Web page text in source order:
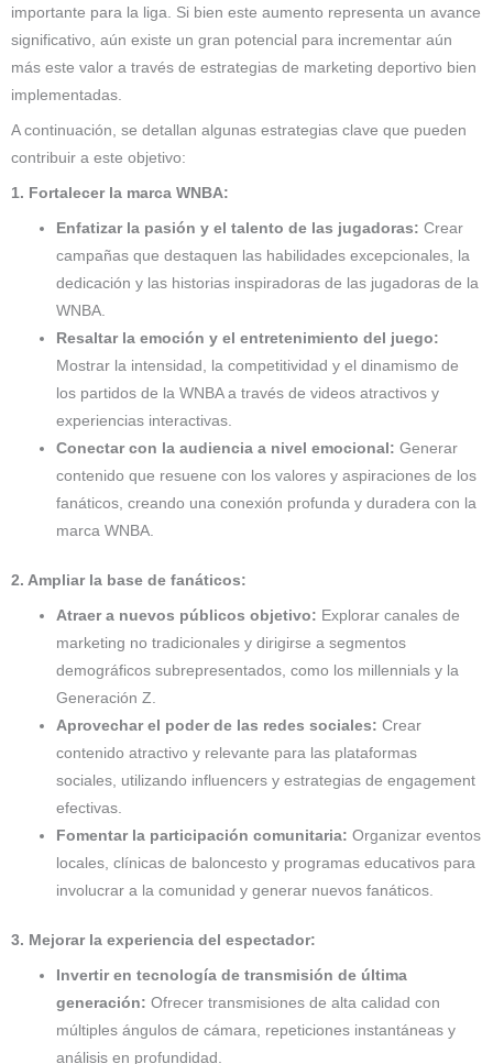
importante para la liga. Si bien este aumento representa un avance
significativo, aún existe un gran potencial para incrementar aún
más este valor a través de estrategias de marketing deportivo bien
implementadas.
A continuación, se detallan algunas estrategias clave que pueden
contribuir a este objetivo:
1. Fortalecer la marca WNBA:
Enfatizar la pasión y el talento de las jugadoras: Crear
campañas que destaquen las habilidades excepcionales, la
dedicación y las historias inspiradoras de las jugadoras de la
WNBA.
Resaltar la emoción y el entretenimiento del juego:
Mostrar la intensidad, la competitividad y el dinamismo de
los partidos de la WNBA a través de videos atractivos y
experiencias interactivas.
Conectar con la audiencia a nivel emocional: Generar
contenido que resuene con los valores y aspiraciones de los
fanáticos, creando una conexión profunda y duradera con la
marca WNBA.
2. Ampliar la base de fanáticos:
Atraer a nuevos públicos objetivo: Explorar canales de
marketing no tradicionales y dirigirse a segmentos
demográficos subrepresentados, como los millennials y la
Generación Z.
Aprovechar el poder de las redes sociales: Crear
contenido atractivo y relevante para las plataformas
sociales, utilizando influencers y estrategias de engagement
efectivas.
Fomentar la participación comunitaria: Organizar eventos
locales, clínicas de baloncesto y programas educativos para
involucrar a la comunidad y generar nuevos fanáticos.
3. Mejorar la experiencia del espectador:
Invertir en tecnología de transmisión de última
generación: Ofrecer transmisiones de alta calidad con
múltiples ángulos de cámara, repeticiones instantáneas y
análisis en profundidad.